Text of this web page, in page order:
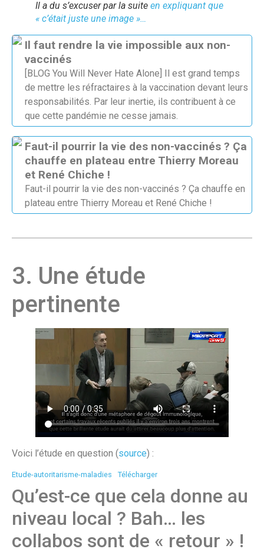
Il a du s’excuser par la suite en expliquant que
« c’était juste une image »…
Il faut rendre la vie impossible aux non-
vaccinés
[BLOG You Will Never Hate Alone] Il est grand temps
de mettre les réfractaires à la vaccination devant leurs
responsabilités. Par leur inertie, ils contribuent à ce
que cette pandémie ne cesse jamais.
Faut-il pourrir la vie des non-vaccinés ? Ça
chauffe en plateau entre Thierry Moreau
et René Chiche !
Faut-il pourrir la vie des non-vaccinés ? Ça chauffe en
plateau entre Thierry Moreau et René Chiche !
3. Une étude
pertinente
Voici l’étude en question (source) :
Etude-autoritarisme-maladies Télécharger
Qu’est-ce que cela donne au
niveau local ? Bah… les
collabos sont de « retour » !